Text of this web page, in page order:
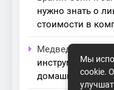
нужно знать о
стоимости в
Медведева
инструменты
домашних
Мы
cookie.